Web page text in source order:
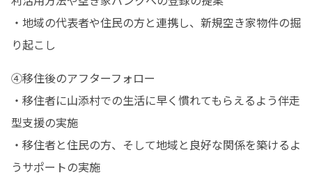
・地域の代表者や住民の方と連携し、新規空き家物件の掘
り起こし
④移住後のアフターフォロー
・移住者に山添村での生活に早く慣れてもらえるよう伴走
型支援の実施
・移住者と住民の方、そして地域と良好な関係を築けるよ
うサポートの実施